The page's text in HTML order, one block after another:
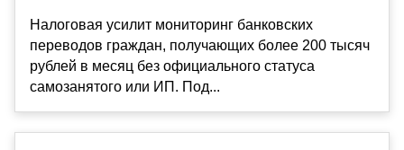
Налоговая усилит мониторинг банковских
переводов граждан, получающих более 200 тысяч
рублей в месяц без официального статуса
самозанятого или ИП. Под...